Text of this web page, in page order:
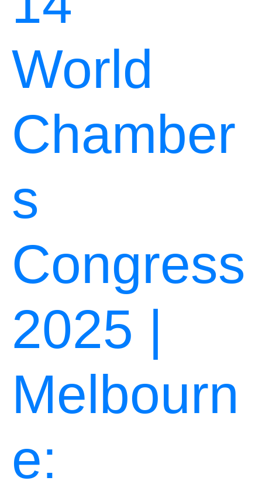
World
Chamber
s
Congress
2025 |
Melbourn
e: